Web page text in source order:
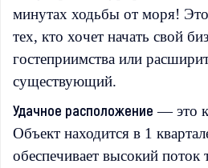
минутах ходьбы от моря!
тех, кто хочет начать свой
гостеприимства или
существующий.
Удачное расположение — это
Объект находится в 1
обеспечивает высокий поток